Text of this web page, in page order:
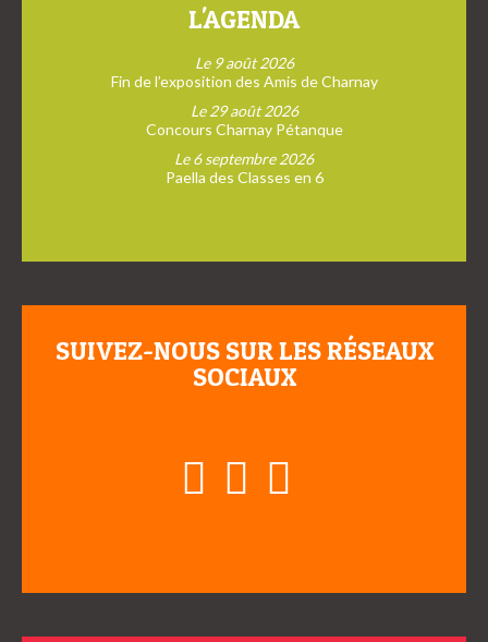
L'AGENDA
Le 9 août 2026
Fin de l’exposition des Amis de Charnay
Le 29 août 2026
Concours Charnay Pétanque
Le 6 septembre 2026
Paella des Classes en 6
SUIVEZ-NOUS SUR LES RÉSEAUX
SOCIAUX